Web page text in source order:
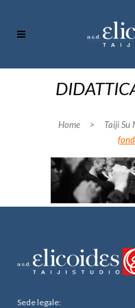
Home > Taiji Su
Sede legale: